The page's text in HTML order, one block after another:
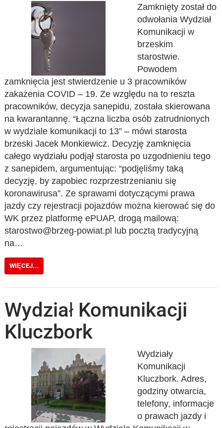
Zamknięty został do
odwołania Wydział
Komunikacji w
brzeskim
starostwie.
Powodem
zamknięcia jest stwierdzenie u 3 pracowników
zakażenia COVID – 19. Ze względu na to reszta
pracowników, decyzja sanepidu, została skierowana
na kwarantannę. “Łączna liczba osób zatrudnionych
w wydziale komunikacji to 13” – mówi starosta
brzeski Jacek Monkiewicz. Decyzję zamknięcia
całego wydziału podjął starosta po uzgodnieniu tego
z sanepidem, argumentując: “podjęliśmy taką
decyzję, by zapobiec rozprzestrzenianiu się
koronawirusa”. Ze sprawami dotyczącymi prawa
jazdy czy rejestracji pojazdów można kierować się do
WK przez platformę ePUAP, drogą mailową:
starostwo@brzeg-powiat.pl lub pocztą tradycyjną
na…
WIĘCEJ...
Wydział Komunikacji
Kluczbork
Wydziały
Komunikacji
Kluczbork. Adres,
godziny otwarcia,
telefony, informacje
o prawach jazdy i